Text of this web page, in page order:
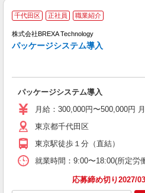
千代田区 正社員 職業紹介
株式会社BREXA Technology
パッケージシステム導入
パッケージシステム導入
月給：300,000円〜500,000円
東京都千代田区
東京駅徒歩１分（直結）
就業時間：9:00〜18:00(所定労
応募締め切り2027/